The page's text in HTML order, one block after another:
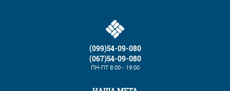
(099)54-09-080
(067)54-09-080
ПН-ПТ8:00 - 19:00